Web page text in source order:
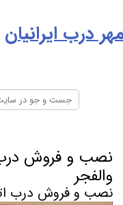
درب ایرانیان
نصب و فروش
والفجر
نصب و فروش درب